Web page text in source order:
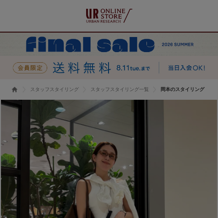
スタッフスタイリング スタッフスタイリング一覧 岡本のスタイリング